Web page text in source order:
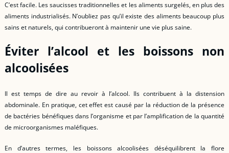
C’est facile. Les saucisses traditionnelles et les aliments surgelés, en plus des
aliments industrialisés. N’oubliez pas qu’il existe des aliments beaucoup plus
sains et naturels, qui contribueront à maintenir une vie plus saine.
Éviter l’alcool et les boissons non
alcoolisées
Il est temps de dire au revoir à l’alcool. Ils contribuent à la distension
abdominale. En pratique, cet effet est causé par la réduction de la présence
de bactéries bénéfiques dans l’organisme et par l’amplification de la quantité
de microorganismes maléfiques.
En d’autres termes, les boissons alcoolisées déséquilibrent la flore